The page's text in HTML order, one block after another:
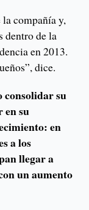
compañía y,
dentro de la
en 2013.
dice.
consolidar su
en su
en
a los
llegar a
un aumento